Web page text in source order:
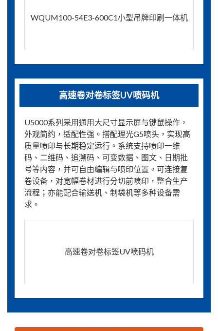
WQUM100-54E3-600C1小型吊牌印刷一体机
高速卷对卷标签UV喷码机
U5000系列采用通用大尺寸显示屏与键鼠操作，
外观简约，适配性强。搭配理光G5喷头，实现高
质量喷印与长期稳定运行。系统支持喷印一维
码、二维码、追溯码、可变数据、图文、日期批
号等内容，并可自由编辑与喷印位置。可连接复
卷设备，对宽幅卷材进行分切前喷印，整合生产
流程；亦能配合输送机、制袋机等多种设备需
求。
高速卷对卷标签UV喷码机